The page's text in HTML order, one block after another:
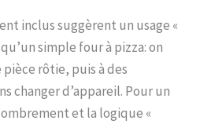
WOODFIRE: ajoutez
facilement des arômes
fumés à tout ce que vous
faites avec des granulés
100% bois Woodfire.
Fumage lent et faible
pour des viandes
inclus suggèrent un usage «
simple four à pizza: on
pièce rôtie, puis à des
changer d’appareil. Pour un
et la logique «